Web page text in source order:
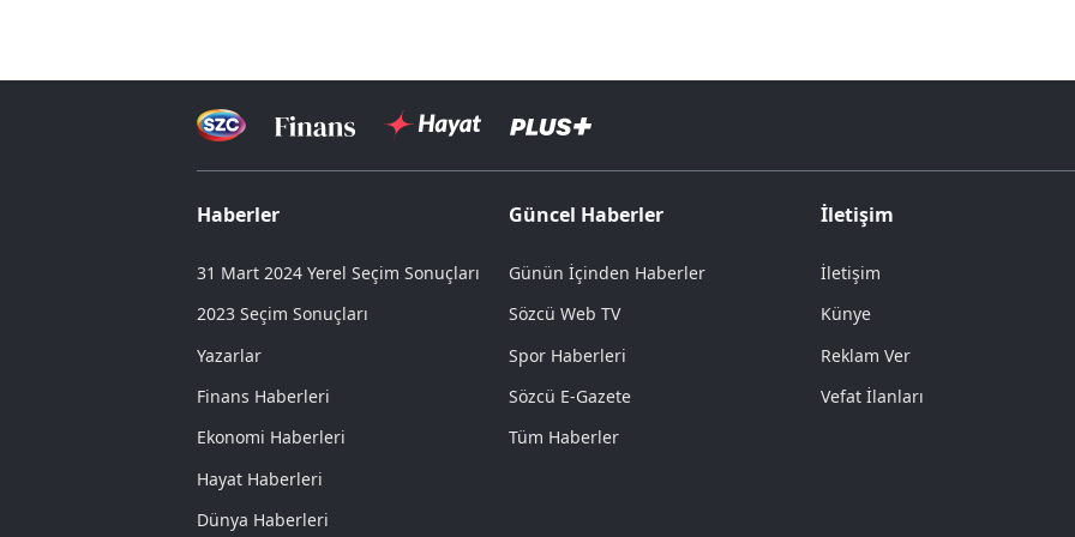
Haberler
31 Mart 2024 Yerel Seçim Sonuçları
2023 Seçim Sonuçları
Yazarlar
Finans Haberleri
Ekonomi Haberleri
Hayat Haberleri
Dünya Haberleri
Güncel Haberler
Günün İçinden Haberler
Sözcü Web TV
Spor Haberleri
Sözcü E-Gazete
Tüm Haberler
İletişim
İletişim
Künye
Reklam Ver
Vefat İlanları